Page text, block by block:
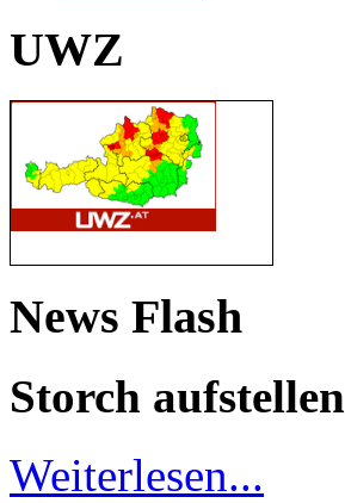
UWZ
News Flash
Storch aufstellen
Weiterlesen...